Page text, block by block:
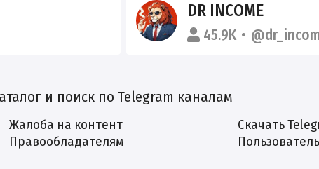
DR INCOME
45.9K
и поиск по Telegram каналам
Жалоба на контент
Правообладателям
Скачать